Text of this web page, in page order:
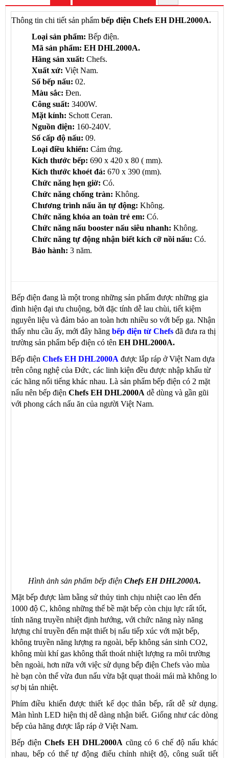
Thông tin chi tiết sản phẩm bếp điện Chefs EH DHL2000A.
Loại sản phẩm: Bếp điện.
Mã sản phẩm: EH DHL2000A.
Hãng sản xuất: Chefs.
Xuất xứ: Việt Nam.
Số bếp nấu: 02.
Màu sắc: Đen.
Công suất: 3400W.
Mặt kính: Schott Ceran.
Nguồn điện: 160-240V.
Số cấp độ nấu: 09.
Loại điều khiển: Cảm ứng.
Kích thước bếp: 690 x 420 x 80 ( mm).
Kích thước khoét đá: 670 x 390 (mm).
Chức năng hẹn giờ: Có.
Chức năng chống tràn: Không.
Chương trình nấu ăn tự động: Không.
Chức năng khóa an toàn trẻ em: Có.
Chức năng nấu booster nấu siêu nhanh: Không.
Chức năng tự động nhận biết kích cỡ nồi nấu: Có.
Bảo hành: 3 năm.
Bếp điện đang là một trong những sản phẩm được những gia
đình hiện đại ưu chuộng, bởi đặc tính dễ lau chùi, tiết kiệm
nguyên liệu và đảm bảo an toàn hơn nhiều so với bếp ga. Nhận
thấy nhu cầu ấy, mới đây hãng bếp điện từ Chefs đã đưa ra thị
trường sản phẩm bếp điện có tên EH DHL2000A.
Bếp điện Chefs EH DHL2000A được lắp ráp ở Việt Nam dựa
trên công nghệ của Đức, các linh kiện đều được nhập khẩu từ
các hãng nổi tiếng khác nhau. Là sản phẩm bếp điện có 2 mặt
nấu nên bếp điện Chefs EH DHL2000A dễ dùng và gần gũi
với phong cách nấu ăn của người Việt Nam.
Hình ảnh sản phẩm bếp điện Chefs EH DHL2000A.
Mặt bếp được làm bằng sứ thủy tinh chịu nhiệt cao lên đến
1000 độ C, không những thế bề mặt bếp còn chịu lực rất tốt,
tính năng truyền nhiệt định hướng, với chức năng này năng
lượng chỉ truyền đến mặt thiết bị nấu tiếp xúc với mặt bếp,
không truyền năng lượng ra ngoài, bếp không sản sinh CO2,
không mùi khí gas không thất thoát nhiệt lượng ra môi trường
bên ngoài, hơn nữa với việc sử dụng bếp điện Chefs vào mùa
hè bạn còn thể vừa đun nấu vừa bật quạt thoải mái mà không lo
sợ bị tản nhiệt.
Phím điều khiển được thiết kế dọc thân bếp, rất dễ sử dụng.
Màn hình LED hiện thị dễ dàng nhận biết. Giống như các dòng
bếp của hãng được lắp ráp ở Việt Nam.
Bếp điện Chefs EH DHL2000A cũng có 6 chế độ nấu khác
nhau, bếp có thể tự động điểu chỉnh nhiệt độ, công suất tiết